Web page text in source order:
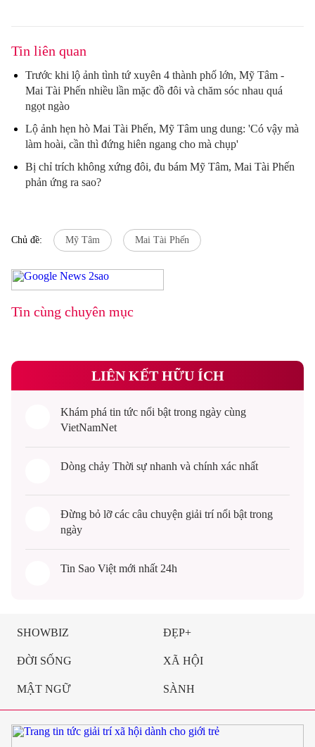
Tin liên quan
Trước khi lộ ảnh tình tứ xuyên 4 thành phố lớn, Mỹ Tâm -
Mai Tài Phến nhiều lần mặc đồ đôi và chăm sóc nhau quá
ngọt ngào
Lộ ảnh hẹn hò Mai Tài Phến, Mỹ Tâm ung dung: 'Có vậy mà
làm hoài, cần thì đứng hiên ngang cho mà chụp'
Bị chỉ trích không xứng đôi, đu bám Mỹ Tâm, Mai Tài Phến
phản ứng ra sao?
Chủ đề: Mỹ Tâm Mai Tài Phến
Tin cùng chuyên mục
LIÊN KẾT HỮU ÍCH
Khám phá tin tức nổi bật trong ngày cùng
VietNamNet
Dòng chảy Thời sự nhanh và chính xác nhất
Đừng bỏ lỡ các câu chuyện giải trínổi bật trong
ngày
Tin Sao Việt mới nhất 24h
SHOWBIZ ĐẸP+
ĐỜI SỐNG XÃ HỘI
MẬT NGỮ SÀNH